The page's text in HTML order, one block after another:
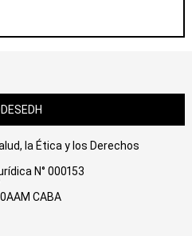
la Ética y los Derechos
N° 000153
CABA